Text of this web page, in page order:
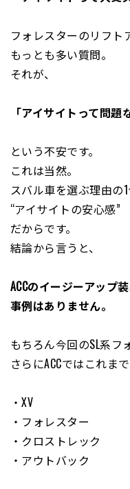
フォレスターのリフト
もっとも多い質問。
それが、
「アイサイトって問題
という不安です。
これは当然。
スバル車を選ぶ理由の1
“アイサイトの安心感”
だからです。
結論から言うと、
ACCのイージーアップ
事例はありません。
もちろん今回のSL系フ
さらにACCではこれまで
・XV
・フォレスター
・クロストレック
・アウトバック